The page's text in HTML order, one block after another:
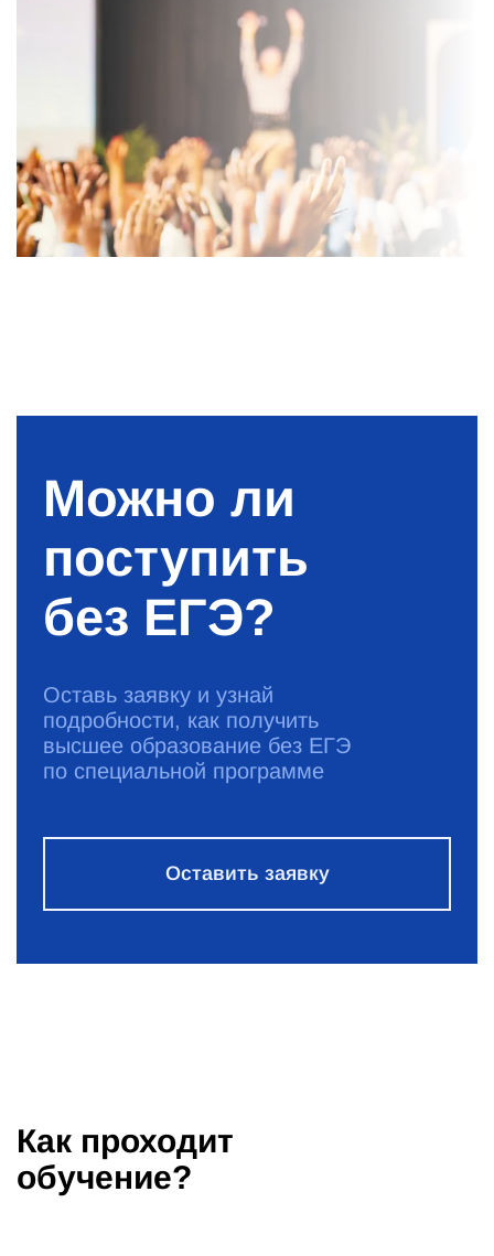
Можно ли
поступить
без ЕГЭ?
Оставь заявку и узнай
подробности, как получить
высшее образование без ЕГЭ
по специальной программе
Оставить заявку
Как проходит
обучение?